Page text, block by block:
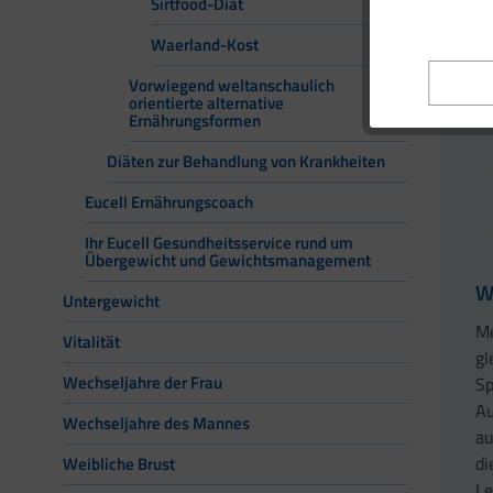
Waerland-Kost
Vorwiegend weltanschaulich
orientierte alternative
Ernährungsformen
Diäten zur Behandlung von Krankheiten
Eucell Ernährungscoach
Ihr Eucell Gesundheitsservice rund um
Übergewicht und Gewichtsmanagement
Untergewicht
Vitalität
Wechseljahre der Frau
Wechseljahre des Mannes
Weibliche Brust